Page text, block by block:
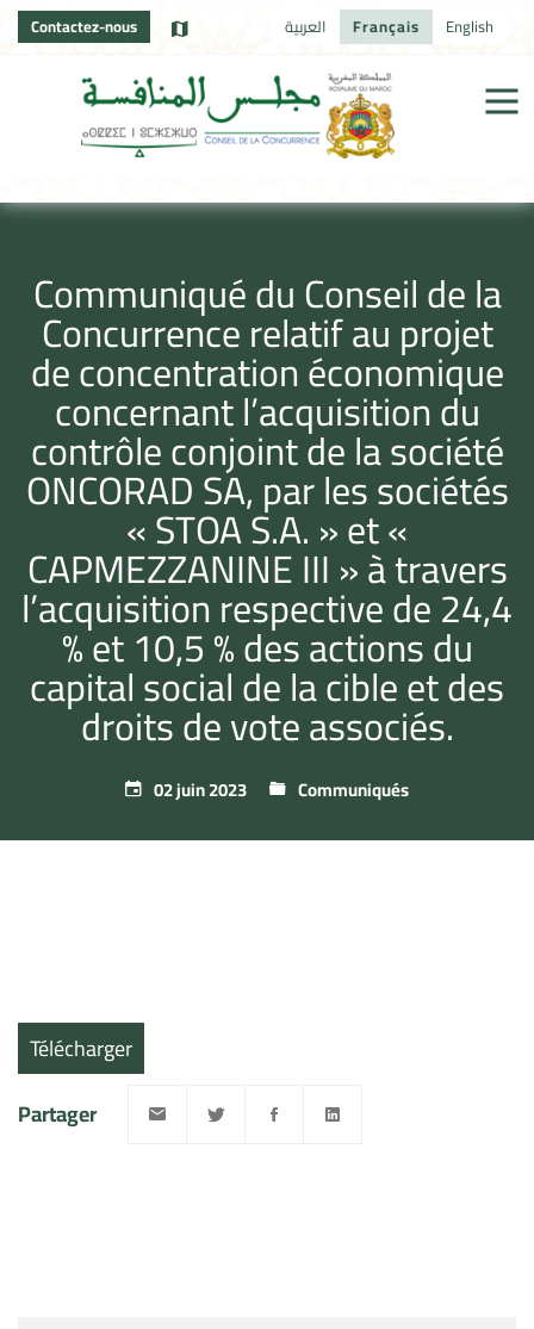
Contactez-nous العربية Français English
Communiqué du Conseil de la
Concurrence relatif au projet
de concentration économique
concernant l’acquisition du
contrôle conjoint de la société
ONCORAD SA, par les sociétés
« STOA S.A. » et «
CAPMEZZANINE III » à travers
l’acquisition respective de 24,4
% et 10,5 % des actions du
capital social de la cible et des
droits de vote associés.
02 juin 2023 Communiqués
Télécharger
Partager